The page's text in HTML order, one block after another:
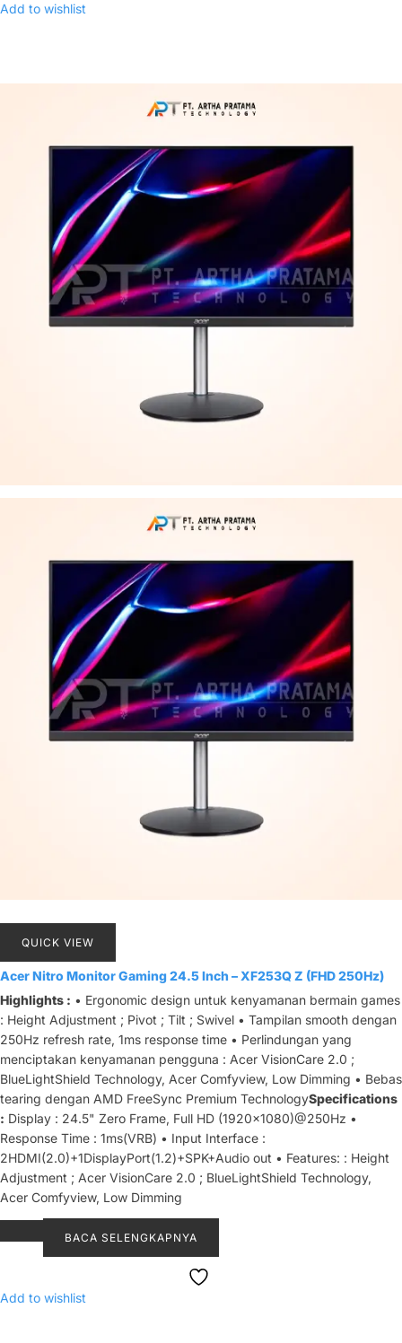
Add to wishlist
QUICK VIEW
Acer Nitro Monitor Gaming 24.5 Inch – XF253Q Z (FHD 250Hz)
Highlights : • Ergonomic design untuk kenyamanan bermain games
: Height Adjustment ; Pivot ; Tilt ; Swivel • Tampilan smooth dengan
250Hz refresh rate, 1ms response time • Perlindungan yang
menciptakan kenyamanan pengguna : Acer VisionCare 2.0 ;
BlueLightShield Technology, Acer Comfyview, Low Dimming • Bebas
tearing dengan AMD FreeSync Premium TechnologySpecifications
: Display : 24.5" Zero Frame, Full HD (1920x1080)@250Hz •
Response Time : 1ms(VRB) • Input Interface :
2HDMI(2.0)+1DisplayPort(1.2)+SPK+Audio out • Features: : Height
Adjustment ; Acer VisionCare 2.0 ; BlueLightShield Technology,
Acer Comfyview, Low Dimming
BACA SELENGKAPNYA
Add to wishlist